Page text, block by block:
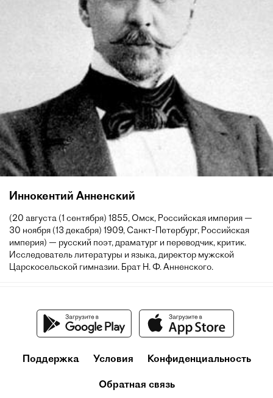
Иннокентий Анненский
(20 августа (1 сентября) 1855, Омск, Российская империя —
30 ноября (13 декабря) 1909, Санкт-Петербург, Российская
империя) — русский поэт, драматург и переводчик, критик.
Исследователь литературы и языка, директор мужской
Царскосельской гимназии. Брат Н. Ф. Анненского.
Поддержка Условия Конфиденциальность
Обратная связь